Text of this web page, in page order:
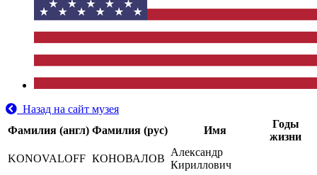
Назад на сайт музея
Фамилия (англ) Фамилия (рус) Имя
Годы
жизни
KONOVALOFF КОНОВАЛОВ
Александр
Кириллович